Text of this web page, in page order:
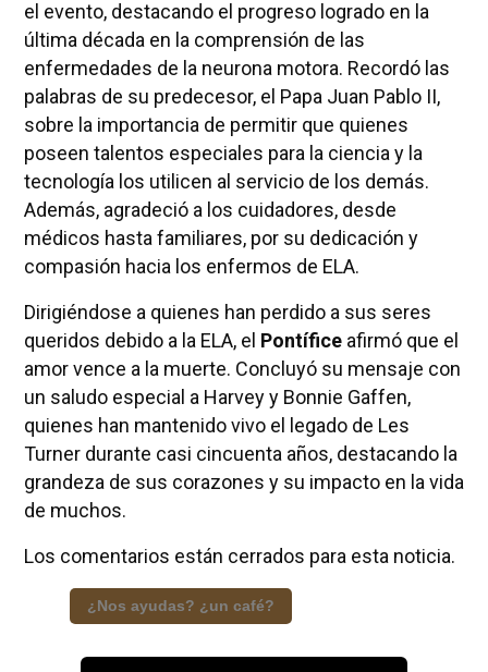
el evento, destacando el progreso logrado en la
última década en la comprensión de las
enfermedades de la neurona motora. Recordó las
palabras de su predecesor, el Papa Juan Pablo II,
sobre la importancia de permitir que quienes
poseen talentos especiales para la ciencia y la
tecnología los utilicen al servicio de los demás.
Además, agradeció a los cuidadores, desde
médicos hasta familiares, por su dedicación y
compasión hacia los enfermos de ELA.
Dirigiéndose a quienes han perdido a sus seres
queridos debido a la ELA, el Pontíficeafirmó que el
amor vence a la muerte. Concluyó su mensaje con
un saludo especial a Harvey y Bonnie Gaffen,
quienes han mantenido vivo el legado de Les
Turner durante casi cincuenta años, destacando la
grandeza de sus corazones y su impacto en la vida
de muchos.
Los comentarios están cerrados para esta noticia.
¿Nos ayudas? ¿un café?